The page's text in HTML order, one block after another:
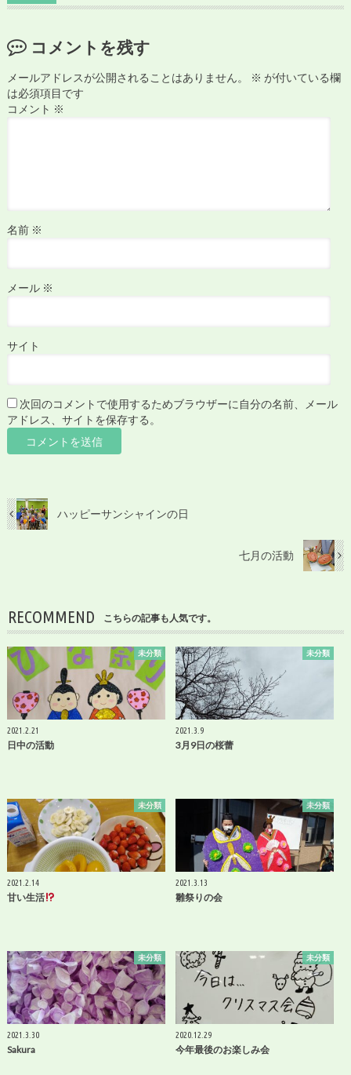
コメントを残す
メールアドレスが公開されることはありません。 ※ が付いている欄
は必須項目です
コメント ※
名前 ※
メール ※
サイト
次回のコメントで使用するためブラウザーに自分の名前、メール
アドレス、サイトを保存する。
ハッピーサンシャインの日
七月の活動
RECOMMEND こちらの記事も人気です。
未分類
2021.2.21
日中の活動
未分類
2021.3.9
3月9日の桜蕾
未分類
2021.2.14
甘い生活
未分類
2021.3.13
雛祭りの会
未分類
2021.3.30
Sakura
未分類
2020.12.29
今年最後のお楽しみ会